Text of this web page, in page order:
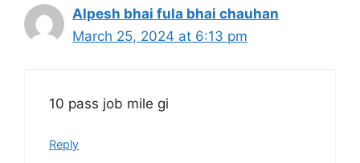
Alpesh bhai fula bhai chauhan
March 25, 2024 at 6:13 pm
10 pass job mile gi
Reply